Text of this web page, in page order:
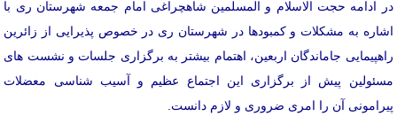
در ادامه حجت الاسلام و المسلمین شاهچراغی امام جمعه شهرستان ری با
اشاره به مشکلات و کمبودها در شهرستان ری در خصوص پذیرایی از زائرین
راهپیمایی جاماندگان اربعین، اهتمام بیشتر به برگزاری جلسات و نشست های
مسئولین پیش از برگزاری این اجتماع عظیم و آسیب شناسی معضلات
پیرامونی آن را امری ضروری و لازم دانست.